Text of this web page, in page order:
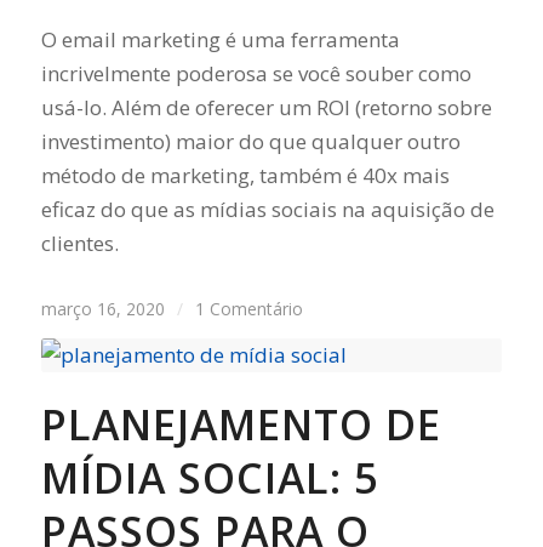
O email marketing é uma ferramenta
incrivelmente poderosa se você souber como
usá-lo. Além de oferecer um ROI (retorno sobre
investimento) maior do que qualquer outro
método de marketing, também é 40x mais
eficaz do que as mídias sociais na aquisição de
clientes.
março 16, 2020 / 1 Comentário
PLANEJAMENTO DE
MÍDIA SOCIAL: 5
PASSOS PARA O